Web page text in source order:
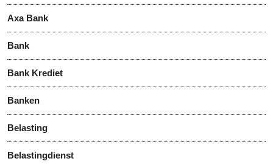
Axa Bank
Bank
Bank Krediet
Banken
Belasting
Belastingdienst